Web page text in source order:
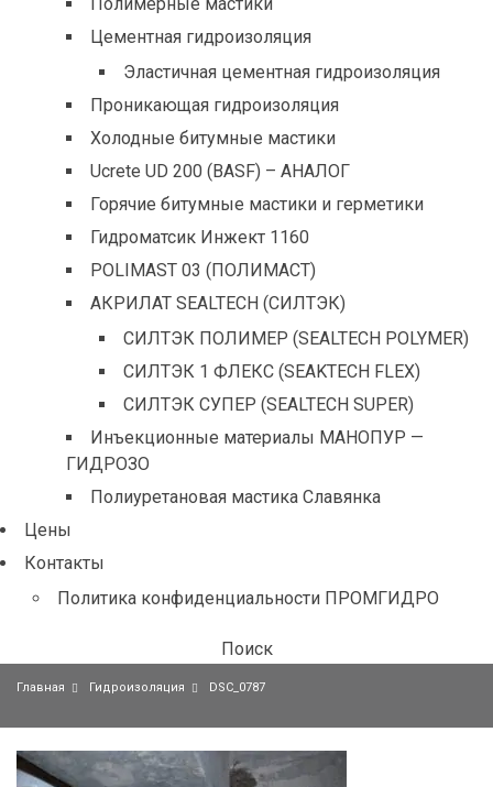
Цементная гидроизоляция
Эластичная цементная гидроизоляция
Проникающая гидроизоляция
Холодные битумные мастики
Ucrete UD 200 (BASF) – АНАЛОГ
Горячие битумные мастики и герметики
Гидроматсик Инжект 1160
POLIMAST 03 (ПОЛИМАСТ)
АКРИЛАТ SEALTECH (СИЛТЭК)
СИЛТЭК ПОЛИМЕР (SEALTECH POLYMER)
СИЛТЭК 1 ФЛЕКС (SEAKTECH FLEX)
СИЛТЭК СУПЕР (SEALTECH SUPER)
Инъекционные материалы МАНОПУР —
ГИДРОЗО
Полиуретановая мастика Славянка
Цены
Контакты
Политика конфиденциальности ПРОМГИДРО
Поиск
Главная Гидроизоляция DSC_0787